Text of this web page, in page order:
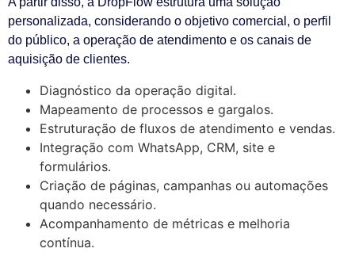
personalizada, considerando o objetivo comercial, o perfil
do público, a operação de atendimento e os canais de
aquisição de clientes.
Diagnóstico da operação digital.
Mapeamento de processos e gargalos.
Estruturação de fluxos de atendimento e vendas.
Integração com WhatsApp, CRM, site e
formulários.
Criação de páginas, campanhas ou automações
quando necessário.
Acompanhamento de métricas e melhoria
contínua.